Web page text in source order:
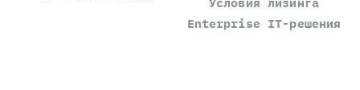
Enterprise IT-решения